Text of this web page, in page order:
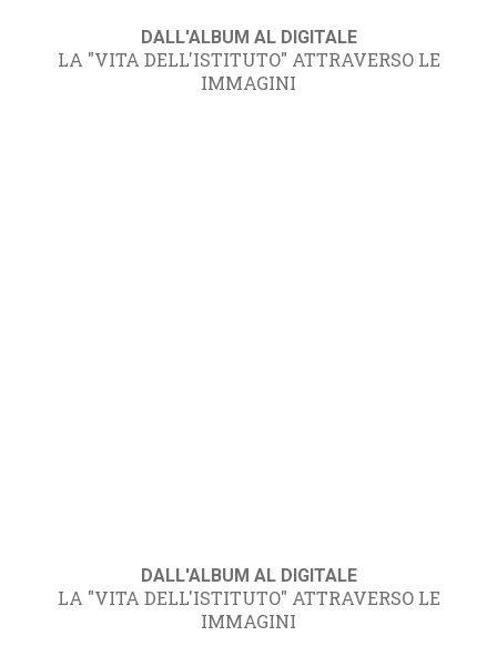
DALL'ALBUM AL DIGITALE
LA "VITA DELL'ISTITUTO" ATTRAVERSO LE
IMMAGINI
DALL'ALBUM AL DIGITALE
LA "VITA DELL'ISTITUTO" ATTRAVERSO LE
IMMAGINI